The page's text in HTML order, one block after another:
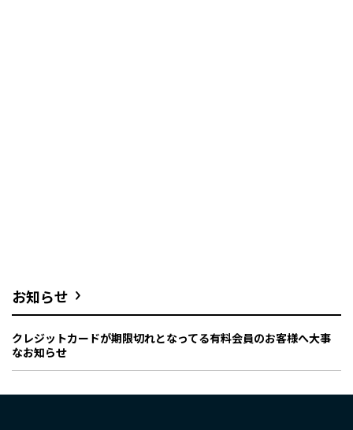
お知らせ
クレジットカードが期限切れとなってる有料会員のお客様へ大事
なお知らせ